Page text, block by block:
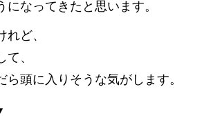
なってきたと思います。
ど、
、
頭に入りそうな気がします。